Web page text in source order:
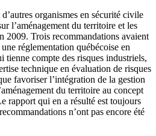
organismes en sécurité civile
l’aménagement du territoire et les
2009. Trois recommandations avaient
réglementation québécoise en
tienne compte des risques industriels,
technique en évaluation de risques
favoriser l’intégration de la gestion
du territoire au concept
rapport qui en a résulté est toujours
n’ont pas encore été